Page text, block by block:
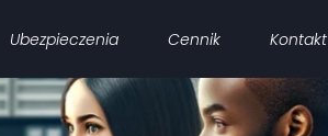
Ubezpieczenia Cennik Kontakt